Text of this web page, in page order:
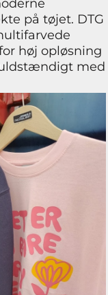
på tøjet. DTG
høj opløsning
med